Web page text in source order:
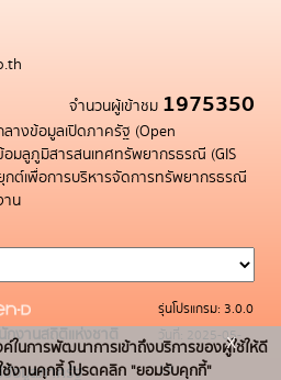
จำนวนผู้เข้าชม 1975350
างข้อมูลเปิดภาครัฐ (Open
อมลูภูมิสารสนเทศทรัพยากรธรณี (GIS
กต์เพื่อการบริหารจัดการทรัพยากรธรณี
าน
กงานสถิติแห่งชาติ
อมูลภาครัฐ
รุ่นโปรแกรม: 3.0.0
วันที่: 2025-05-
19
ค์ในการพัฒนาการเข้าถึงบริการของผู้ใช้ให้ดี
งานคุกกี้ โปรดคลิก "ยอมรับคุกกี้"
x